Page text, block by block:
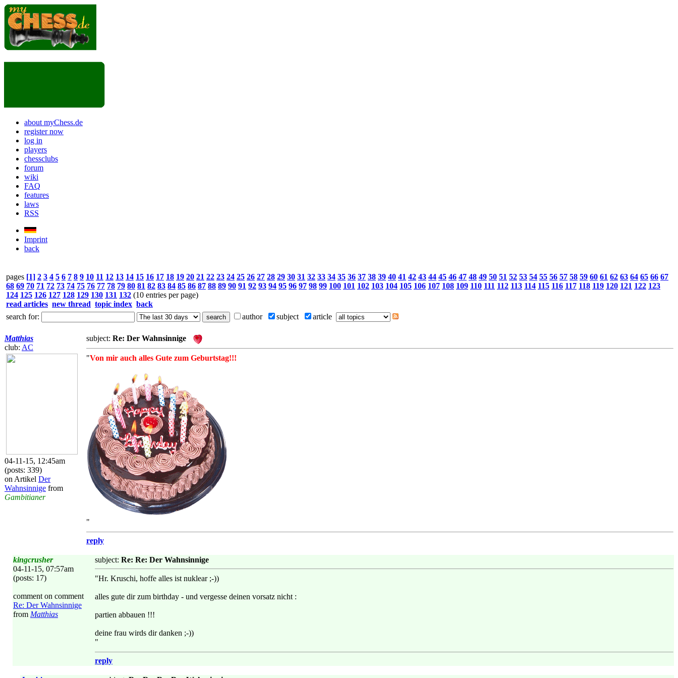
about myChess.de
register now
log in
players
chessclubs
forum
wiki
FAQ
features
laws
RSS
Imprint
back
pages [1] 2 3 4 5 6 7 8 9 10 11 12 13 14 15 16 17 18 19 20 21 22 23 24 25 26 27 28 29 30 31 32 33 34 35 36 37 38 39 40 41 42 43 44 45 46 47 48 49 50 51 52 53 54 55 56 57 58 59 60 61 62 63 64 65 66 67
68 69 70 71 72 73 74 75 76 77 78 79 80 81 82 83 84 85 86 87 88 89 90 91 92 93 94 95 96 97 98 99 100 101 102 103 104 105 106 107 108 109 110 111 112 113 114 115 116 117 118 119 120 121 122 123
124 125 126 127 128 129 130 131 132 (10 entries per page)
read articles new thread topic index back
search for:
author subject article
Matthias
club: AC
04-11-15, 12:45am
(posts: 339)
on Artikel Der
Wahnsinnige from
Gambitianer
subject: Re: Der Wahnsinnige
"Von mir auch alles Gute zum Geburtstag!!!
"
reply
kingcrusher
04-11-15, 07:57am
(posts: 17)
comment on comment
Re: Der Wahnsinnige
from Matthias
subject: Re: Re: Der Wahnsinnige
"Hr. Kruschi, hoffe alles ist nuklear ;-))
alles gute dir zum birthday - und vergesse deinen vorsatz nicht :
partien abbauen !!!
deine frau wirds dir danken ;-))
"
reply